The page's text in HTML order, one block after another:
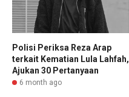
Polisi Periksa Reza Arap
terkait Kematian Lula Lahfah,
Ajukan 30 Pertanyaan
6 month ago